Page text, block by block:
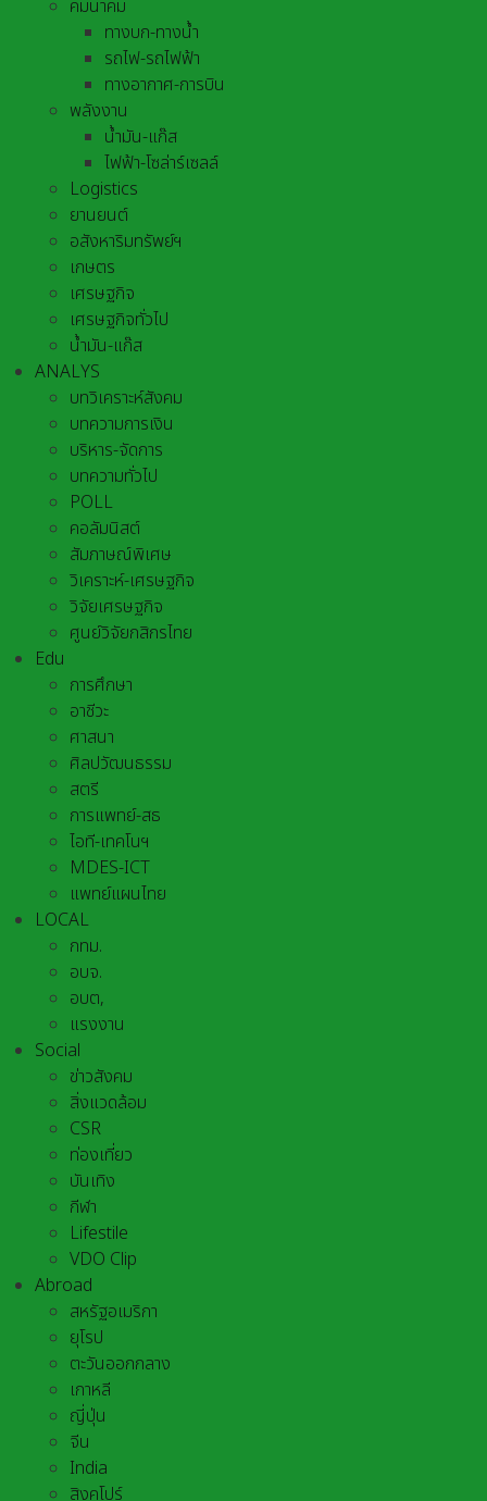
คมนาคม
ทางบก-ทางน้ำ
รถไฟ-รถไฟฟ้า
ทางอากาศ-การบิน
พลังงาน
น้ำมัน-แก๊ส
ไฟฟ้า-โซล่าร์เซลล์
Logistics
ยานยนต์
อสังหาริมทรัพย์ฯ
เกษตร
เศรษฐกิจ
เศรษฐกิจทั่วไป
น้ำมัน-แก๊ส
ANALYS
บทวิเคราะห์สังคม
บทความการเงิน
บริหาร-จัดการ
บทความทั่วไป
POLL
คอลัมนิสต์
สัมภาษณ์พิเศษ
วิเคราะห์-เศรษฐกิจ
วิจัยเศรษฐกิจ
ศูนย์วิจัยกสิกรไทย
Edu
การศึกษา
อาชีวะ
ศาสนา
ศิลปวัฒนธรรม
สตรี
การแพทย์-สธ
ไอที-เทคโนฯ
MDES-ICT
แพทย์แผนไทย
LOCAL
กทม.
อบจ.
อบต,
แรงงาน
Social
ข่าวสังคม
สิ่งแวดล้อม
CSR
ท่องเที่ยว
บันเทิง
กีฬา
Lifestile
VDO Clip
Abroad
สหรัฐอเมริกา
ยุโรป
ตะวันออกกลาง
เกาหลี
ญี่ปุ่น
จีน
India
สิงคโปร์